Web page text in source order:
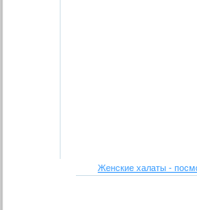
Женские халаты -